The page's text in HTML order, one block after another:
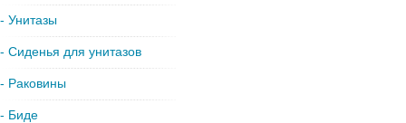
- Унитазы
- Сиденья для унитазов
- Раковины
- Биде